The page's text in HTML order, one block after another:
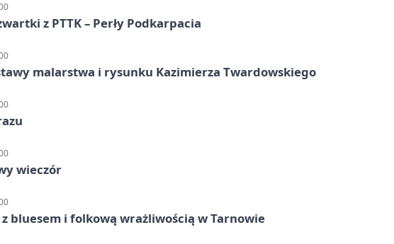
z PTTK – Perły Podkarpacia
malarstwa i rysunku Kazimierza Twardowskiego
wieczór
bluesem i folkową wrażliwością w Tarnowie